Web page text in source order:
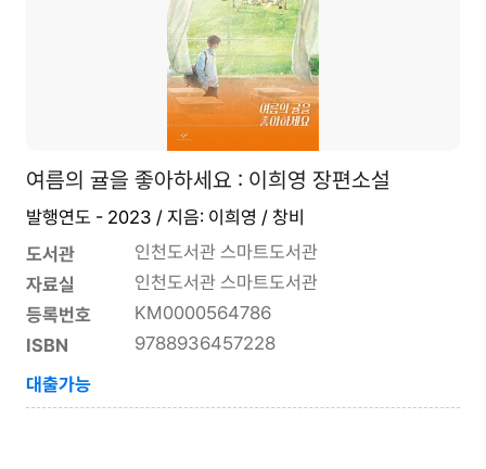
여름의 귤을 좋아하세요 : 이희영 장편소설
발행연도 - 2023 / 지음: 이희영 / 창비
도서관
인천도서관 스마트도서관
자료실
인천도서관 스마트도서관
등록번호
KM0000564786
ISBN
9788936457228
대출가능